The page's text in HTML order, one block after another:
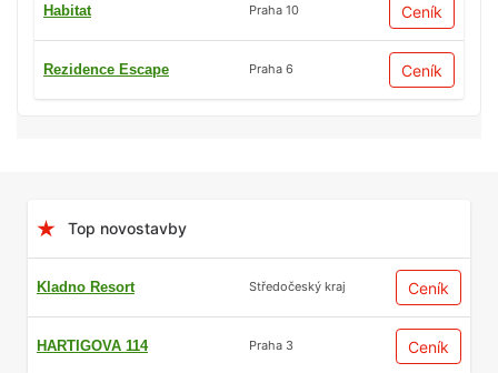
Habitat Praha 10 Ceník
Rezidence Escape Praha 6 Ceník
Top novostavby
Kladno Resort Středočeský kraj Ceník
HARTIGOVA 114 Praha 3 Ceník